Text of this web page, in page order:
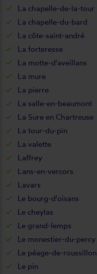
La chapelle-de-la-tour
La chapelle-du-bard
La côte-saint-andré
La forteresse
La motte-d'aveillans
La mure
La pierre
La salle-en-beaumont
La Sure en Chartreuse
La tour-du-pin
La valette
Laffrey
Lans-en-vercors
Lavars
Le bourg-d'oisans
Le cheylas
Le grand-lemps
Le monestier-du-percy
Le péage-de-roussillon
Le pin